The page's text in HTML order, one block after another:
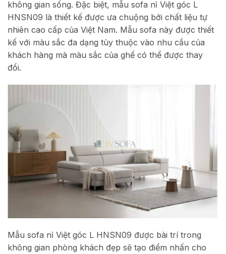
không gian sống. Đặc biệt, mẫu sofa nỉ Việt góc L
HNSN09 là thiết kế được ưa chuộng bởi chất liệu tự
nhiên cao cấp của Việt Nam. Mẫu sofa này được thiết
kế với màu sắc đa dạng tùy thuộc vào nhu cầu của
khách hàng mà màu sắc của ghế có thể được thay
đổi.
Mẫu sofa nỉ Việt góc L HNSN09 được bài trí trong
không gian phòng khách đẹp sẽ tạo điểm nhấn cho